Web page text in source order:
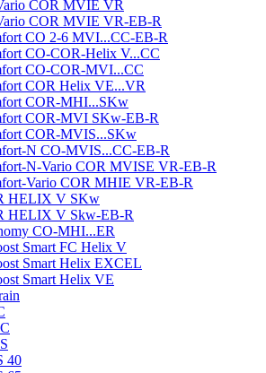
COR MVIE VR
COR MVIE VR-EB-R
CO 2-6 MVI...CC-EB-R
CO-COR-Helix V...CC
CO-COR-MVI...CC
COR Helix VE...VR
COR-MHI...SKw
COR-MVI SKw-EB-R
COR-MVIS...SKw
N CO-MVIS...CC-EB-R
N-Vario COR MVISE VR-EB-R
Vario COR MHIE VR-EB-R
HELIX V SKw
HELIX V Skw-EB-R
CO-MHI...ER
Smart FC Helix V
Smart Helix EXCEL
Smart Helix VE
40